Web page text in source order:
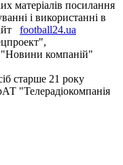
матеріалів посилання
і використанні в
football24.ua
"Новини компаній"
старше 21 року
"Телерадіокомпанія